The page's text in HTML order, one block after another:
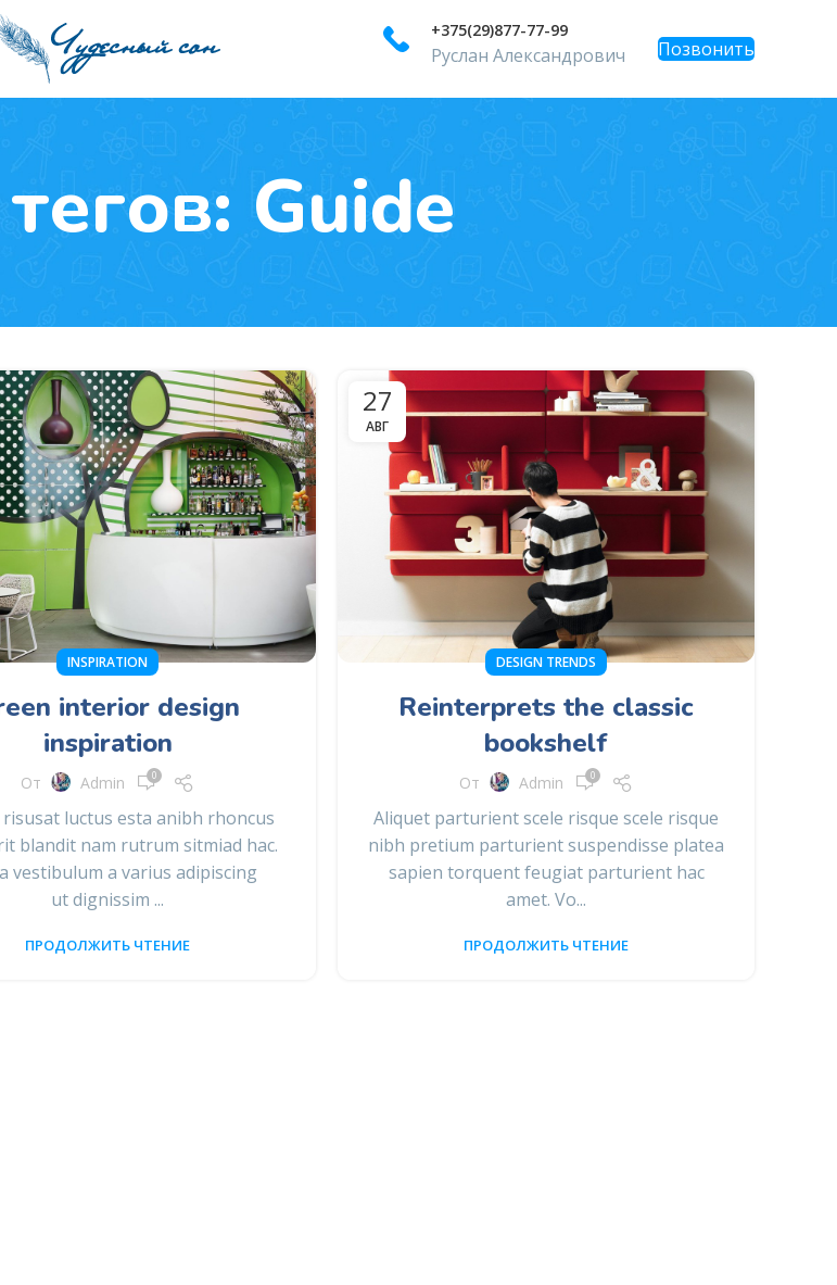
+375(29)877-77-99
Руслан Александрович Позвонить
Guide
INSPIRATION
interior design
inspiration
От Admin 0
risusat luctus esta anibh rhoncus
blandit nam rutrum sitmiad hac.
vestibulum a varius adipiscing
ut dignissim ...
ПРОДОЛЖИТЬ ЧТЕНИЕ
27
АВГ
DESIGN TRENDS
Reinterprets the classic
bookshelf
От Admin 0
Aliquet parturient scele risque scele risque
nibh pretium parturient suspendisse platea
sapien torquent feugiat parturient hac
amet. Vo...
ПРОДОЛЖИТЬ ЧТЕНИЕ